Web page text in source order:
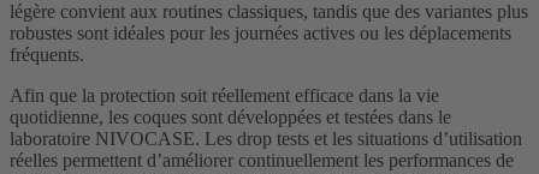
légère convient aux routines classiques, tandis que des variantes plus
robustes sont idéales pour les journées actives ou les déplacements
fréquents.
Afin que la protection soit réellement efficace dans la vie
quotidienne, les coques sont développées et testées dans le
laboratoire NIVOCASE. Les drop tests et les situations d’utilisation
réelles permettent d’améliorer continuellement les performances de